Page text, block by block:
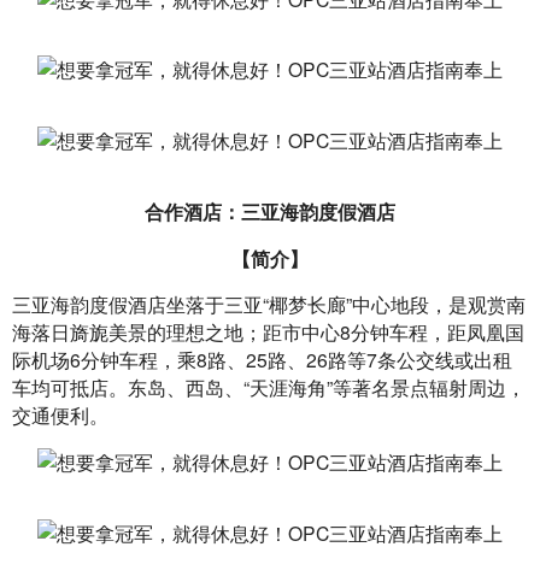
合作酒店：三亚海韵度假酒店
【简介】
三亚海韵度假酒店坐落于三亚“椰梦长廊”中心地段，是观赏南
海落日旖旎美景的理想之地；距市中心8分钟车程，距凤凰国
际机场6分钟车程，乘8路、25路、26路等7条公交线或出租
车均可抵店。东岛、西岛、“天涯海角”等著名景点辐射周边，
交通便利。